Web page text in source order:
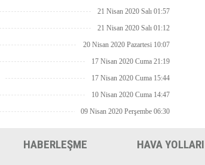
21 Nisan 2020 Salı 01:57
21 Nisan 2020 Salı 01:12
20 Nisan 2020 Pazartesi 10:07
17 Nisan 2020 Cuma 21:19
17 Nisan 2020 Cuma 15:44
10 Nisan 2020 Cuma 14:47
09 Nisan 2020 Perşembe 06:30
HABERLEŞME HAVA YOLLARI